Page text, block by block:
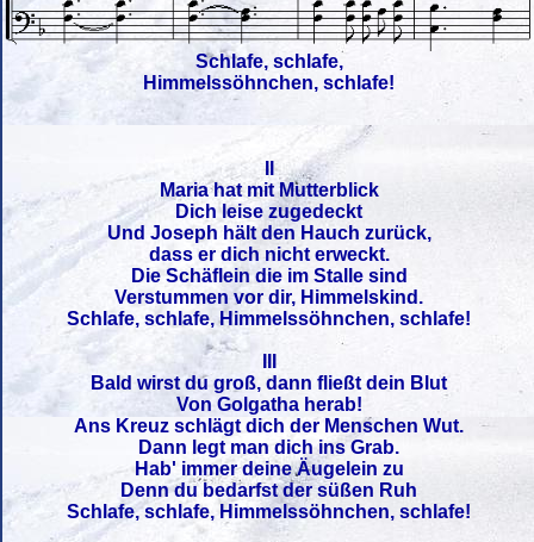
Schlafe, schlafe,
Himmelssöhnchen, schlafe!
II
Maria hat mit Mutterblick
Dich leise zugedeckt
Und Joseph hält den Hauch zurück,
dass er dich nicht erweckt.
Die Schäflein die im Stalle sind
Verstummen vor dir, Himmelskind.
Schlafe, schlafe, Himmelssöhnchen, schlafe!
Bald wirst du groß, dann fließt dein Blut
Von Golgatha herab!
Ans Kreuz schlägt dich der Menschen Wut.
Dann legt man dich ins Grab.
Hab' immer deine Äugelein zu
Denn du bedarfst der süßen Ruh
Schlafe, schlafe, Himmelssöhnchen, schlafe!